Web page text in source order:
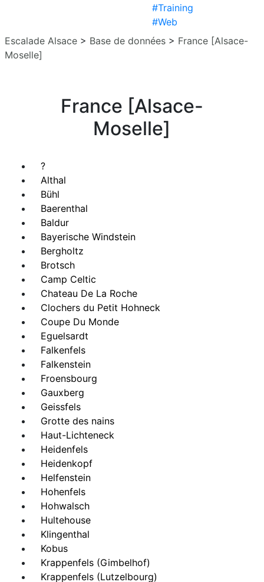
#Training
#Web
Escalade Alsace > Base de données > France [Alsace-
Moselle]
France [Alsace-
Moselle]
?
Althal
Bühl
Baerenthal
Baldur
Bayerische Windstein
Bergholtz
Brotsch
Camp Celtic
Chateau De La Roche
Clochers du Petit Hohneck
Coupe Du Monde
Eguelsardt
Falkenfels
Falkenstein
Froensbourg
Gauxberg
Geissfels
Grotte des nains
Haut-Lichteneck
Heidenfels
Heidenkopf
Helfenstein
Hohenfels
Hohwalsch
Hultehouse
Klingenthal
Kobus
Krappenfels (Gimbelhof)
Krappenfels (Lutzelbourg)